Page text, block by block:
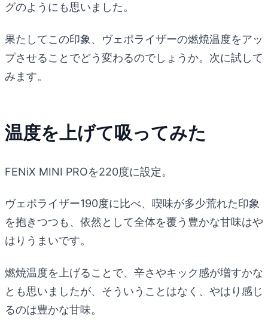
グのようにも思いました。
果たしてこの印象、ヴェポライザーの燃焼温度をアッ
プさせることでどう変わるのでしょうか。次に試して
みます。
温度を上げて吸ってみた
FENiX MINI PROを220度に設定。
ヴェポライザー190度に比べ、喫味が多少荒れた印象
を抱きつつも、依然として全体を覆う豊かな甘味はや
はりうまいです。
燃焼温度を上げることで、辛さやキック感が増すかな
とも思いましたが、そういうことはなく、やはり感じ
るのは豊かな甘味。